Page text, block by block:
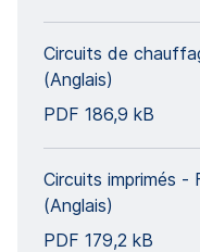
Circuits de
(Anglais)
PDF 186,9 kB
Circuits imprimés -
(Anglais)
PDF 179,2 kB